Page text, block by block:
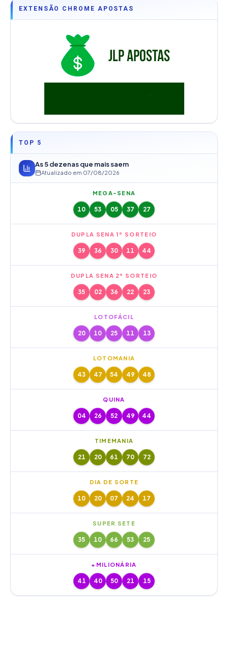
EXTENSÃO CHROME APOSTAS
TOP 5
As 5 dezenas que mais saem
Atualizado em 07/08/2026
MEGA-SENA
10 53 05 37 27
DUPLA SENA 1º SORTEIO
39 36 30 11 44
DUPLA SENA 2º SORTEIO
35 02 36 22 23
LOTOFÁCIL
20 10 25 11 13
LOTOMANIA
43 47 54 49 48
QUINA
04 26 52 49 44
TIMEMANIA
21 20 61 70 72
DIA DE SORTE
10 20 07 24 17
SUPER SETE
35 10 66 53 25
+MILIONÁRIA
41 40 50 21 15